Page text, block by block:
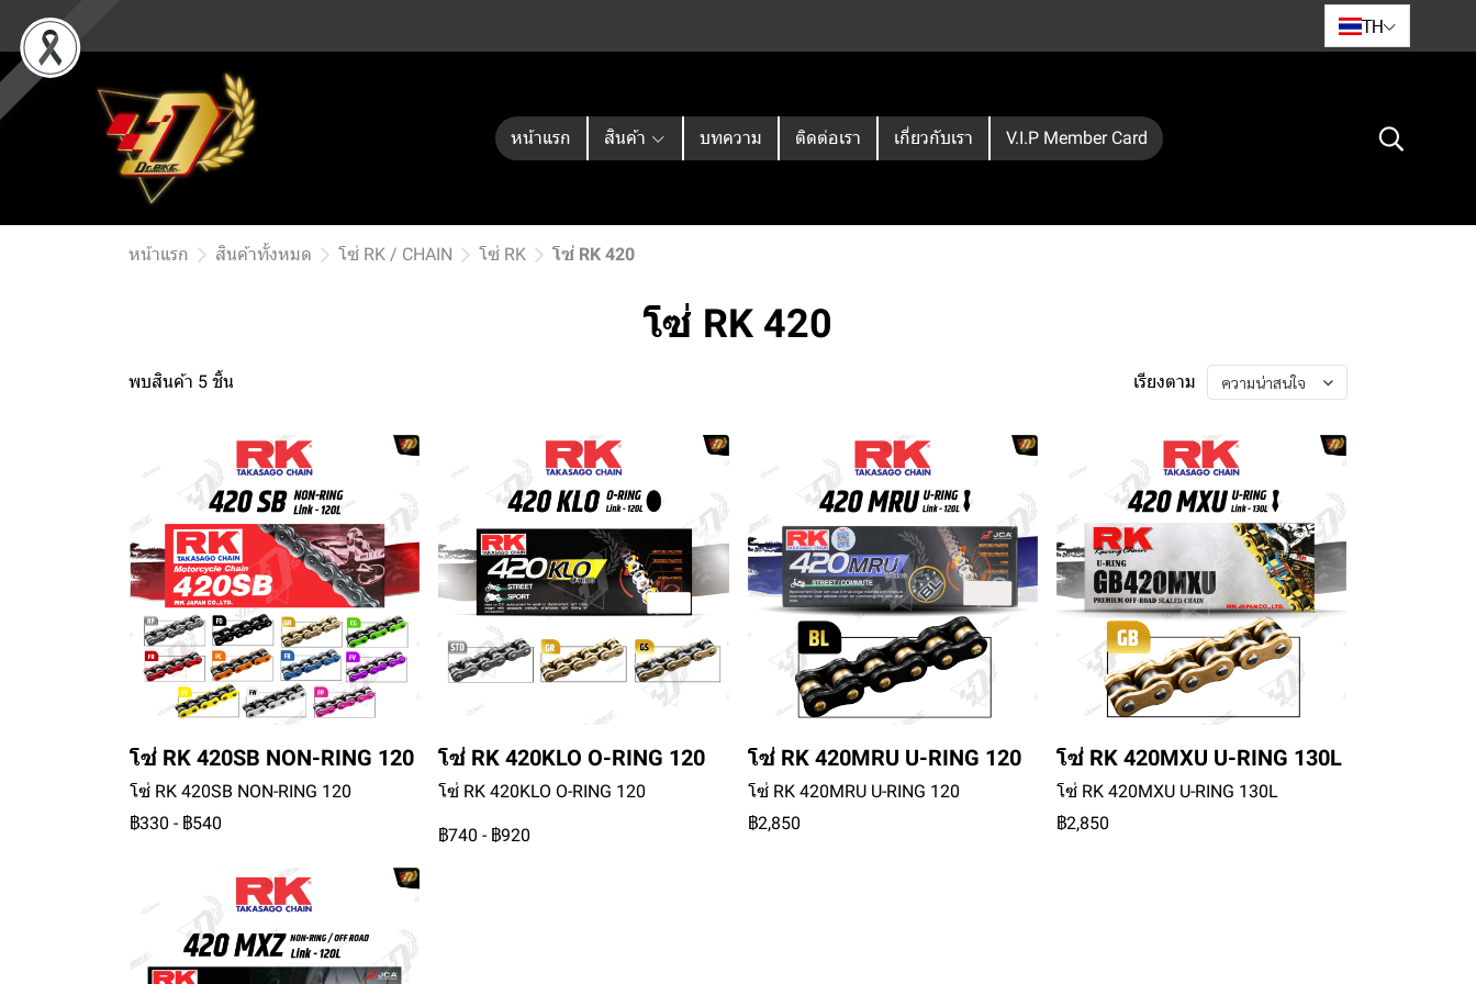
TH
หน้าแรก สินค้า บทความ ติดต่อเรา เกี่ยวกับเรา V.I.P Member Card
หน้าแรก สินค้าทั้งหมด โซ่ RK / CHAIN โซ่ RK โซ่ RK 420
โซ่ RK 420
พบสินค้า 5 ชิ้น เรียงตาม ความน่าสนใจ
โซ่ RK 420SB NON-RING 120
โซ่ RK 420SB NON-RING 120
฿330 - ฿540
โซ่ RK 420KLO O-RING 120
โซ่ RK 420KLO O-RING 120
฿740 - ฿920
โซ่ RK 420MRU U-RING 120
โซ่ RK 420MRU U-RING 120
฿2,850
โซ่ RK 420MXU U-RING 130L
โซ่ RK 420MXU U-RING 130L
฿2,850